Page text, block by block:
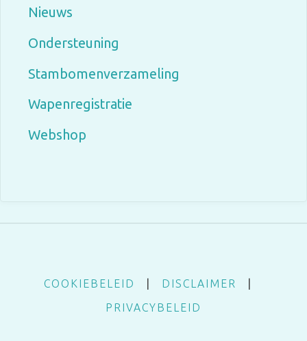
Nieuws
Ondersteuning
Stambomenverzameling
Wapenregistratie
Webshop
COOKIEBELEID DISCLAIMER
PRIVACYBELEID